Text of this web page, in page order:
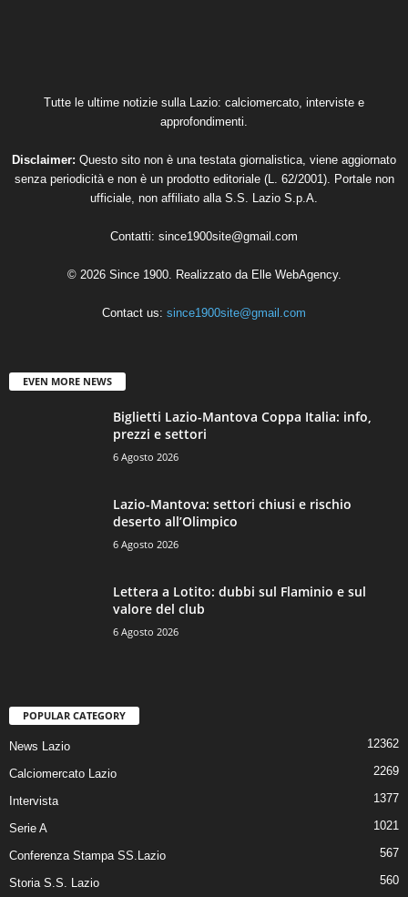
Tutte le ultime notizie sulla Lazio: calciomercato, interviste e
approfondimenti.
Disclaimer: Questo sito non è una testata giornalistica, viene aggiornato
senza periodicità e non è un prodotto editoriale (L. 62/2001). Portale non
ufficiale, non affiliato alla S.S. Lazio S.p.A.
Contatti: since1900site@gmail.com
© 2026 Since 1900. Realizzato da Elle WebAgency.
Contact us: since1900site@gmail.com
EVEN MORE NEWS
Biglietti Lazio-Mantova Coppa Italia: info,
prezzi e settori
6 Agosto 2026
Lazio-Mantova: settori chiusi e rischio
deserto all’Olimpico
6 Agosto 2026
Lettera a Lotito: dubbi sul Flaminio e sul
valore del club
6 Agosto 2026
POPULAR CATEGORY
News Lazio 12362
Calciomercato Lazio 2269
Intervista 1377
Serie A 1021
Conferenza Stampa SS.Lazio 567
Storia S.S. Lazio 560